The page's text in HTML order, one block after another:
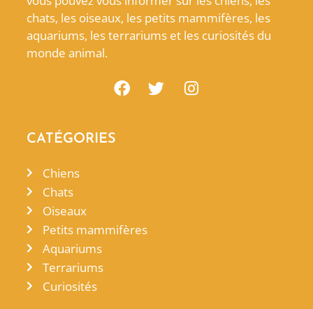
chats, les oiseaux, les petits mammifères, les
aquariums, les terrariums et les curiosités du
monde animal.
CATÉGORIES
Chiens
Chats
Oiseaux
Petits mammifères
Aquariums
Terrariums
Curiosités